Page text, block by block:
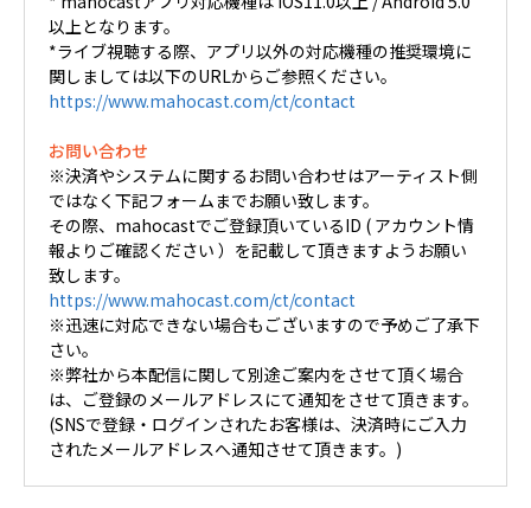
以上となります。
*ライブ視聴する際、アプリ以外の対応機種の推奨環境に
関しましては以下のURLからご参照ください。
https://www.mahocast.com/ct/contact
お問い合わせ
※決済やシステムに関するお問い合わせはアーティスト側
ではなく下記フォームまでお願い致します。
その際、mahocastでご登録頂いているID ( アカウント情
報よりご確認ください ）を記載して頂きますようお願い
致します。
https://www.mahocast.com/ct/contact
※迅速に対応できない場合もございますので予めご了承下
さい。
※弊社から本配信に関して別途ご案内をさせて頂く場合
は、ご登録のメールアドレスにて通知をさせて頂きます。
(SNSで登録・ログインされたお客様は、決済時にご入力
されたメールアドレスへ通知させて頂きます。)